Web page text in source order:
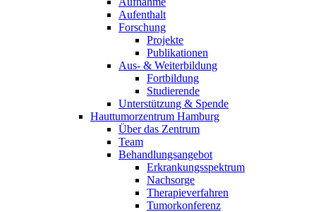
Aufenthalt
Forschung
Projekte
Publikationen
Aus- & Weiterbildung
Fortbildung
Studierende
Unterstützung & Spende
Hauttumorzentrum Hamburg
Über das Zentrum
Team
Behandlungsangebot
Erkrankungsspektrum
Nachsorge
Therapieverfahren
Tumorkonferenz